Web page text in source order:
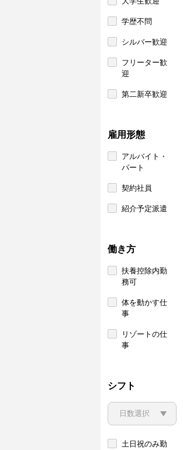
学歴不問
シルバー歓迎
フリーター歓
迎
第二新卒歓迎
雇用形態
アルバイト・
パート
契約社員
紹介予定派遣
働き方
扶養控除内勤
務可
体を動かす仕
事
リゾートの仕
事
シフト
土日祝のみ勤